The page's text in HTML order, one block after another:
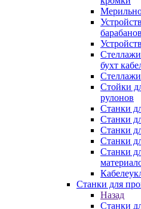
барабанов
бухт
Стойки
рулонов
Станки
Станки
Станки
Станки
Станки
Станки для
Назад
Станки